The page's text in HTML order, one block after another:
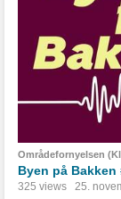
Områdefornyelsen
Byen på
325 views 25.